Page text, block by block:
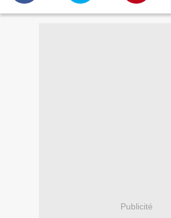
Publicité